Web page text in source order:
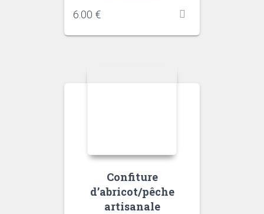
6.00 €
Confiture
d’abricot/pêche
artisanale